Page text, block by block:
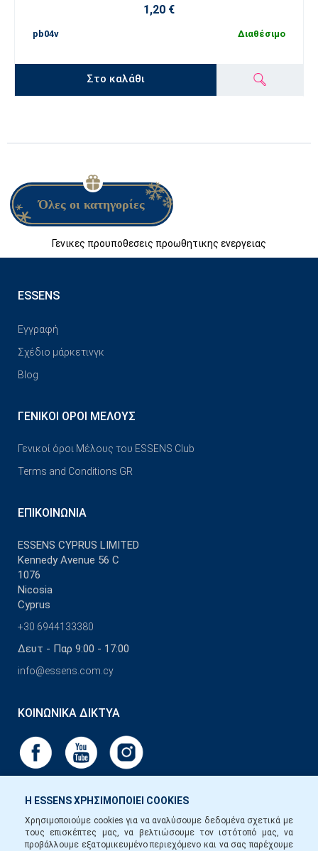
1,20 €
pb04v Διαθέσιμο
Στο καλάθι
Όλες οι κατηγορίες
Γενικες προυποθεσεις προωθητικης ενεργειας
Η ESSENS ΧΡΗΣΙΜΟΠΟΙΕΙ COOKIES
Χρησιμοποιούμε cookies για να αναλύσουμε δεδομένα σχετικά με
τους επισκέπτες μας, να βελτιώσουμε τον ιστότοπό μας, να
προβάλλουμε εξατομικευμένο περιεχόμενο και να σας παρέχουμε
ESSENS
Εγγραφή
Σχέδιο μάρκετινγκ
Blog
ΓΕΝΙΚΟΊ ΌΡΟΙ ΜΈΛΟΥΣ
Γενικοί όροι Μέλους του ESSENS Club
Terms and Conditions GR
ΕΠΙΚΟΙΝΩΝΊΑ
ESSENS CYPRUS LIMITED
Kennedy Avenue 56 C
1076
Nicosia
Cyprus
+30 6944133380
Δευτ - Παρ 9:00 - 17:00
info@essens.com.cy
ΚΟΙΝΩΝΙΚΆ ΔΊΚΤΥΑ